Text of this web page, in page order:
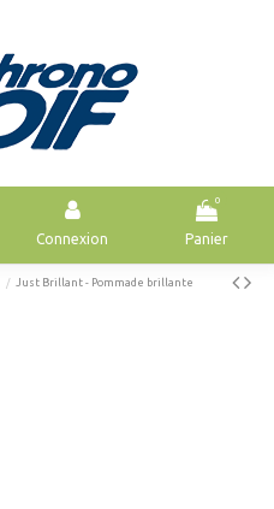
Connexion
0
Panier
Just Brillant - Pommade brillante